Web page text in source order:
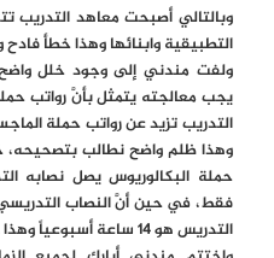
وبالتالي أصبحت معاهد
التطبيقية وابنائها وهذا خطأ
ولفت مندني إلى وجود خلل
يجب معالجته يتمثل بأنَّ رواتب
التدريب تزيد عن رواتب حملة
وهذا ظلم واضح نطالب
حملة البكالوريوس يصل نصابه
فقط، في حين أنَّ النصاب
التدريس هو 14 ساعة أسبوعياً وهذا خلل واضح يجب إصلاحه.